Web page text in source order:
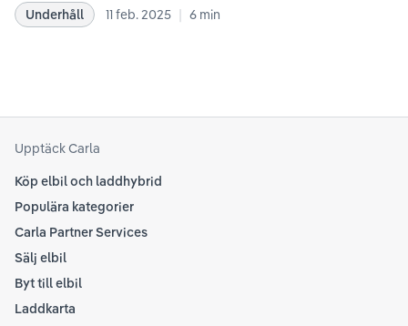
rekommendationer samt våra egna erfarenheter
Underhåll 11 feb. 2025 | 6 min
att
Upptäck Carla
Köp elbil och laddhybrid
Populära kategorier
Carla Partner Services
Sälj elbil
Byt till elbil
Laddkarta